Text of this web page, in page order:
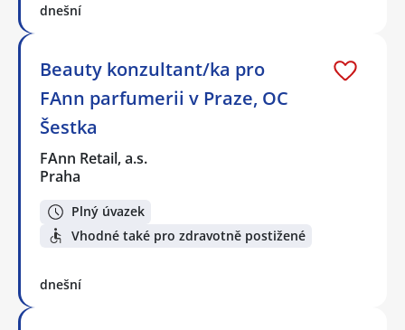
dnešní
Beauty konzultant/ka pro
FAnn parfumerii v Praze, OC
Šestka
FAnn Retail, a.s.
Praha
Plný úvazek
Vhodné také pro zdravotně postižené
dnešní